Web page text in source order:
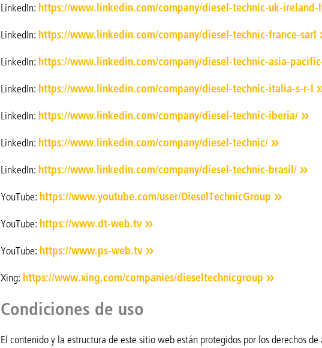
LinkedIn: https://www.linkedin.com/company/diesel-technic-uk-
LinkedIn: https://www.linkedin.com/company/diesel-technic-france-sarl
LinkedIn: https://www.linkedin.com/company/diesel-technic-asia-
LinkedIn: https://www.linkedin.com/company/diesel-technic-italia-s-r-l
LinkedIn: https://www.linkedin.com/company/diesel-technic-iberia/
LinkedIn: https://www.linkedin.com/company/diesel-technic/
LinkedIn: https://www.linkedin.com/company/diesel-technic-brasil/
YouTube: https://www.youtube.com/user/DieselTechnicGroup
YouTube: https://www.dt-web.tv
YouTube: https://www.ps-web.tv
Xing: https://www.xing.com/companies/dieseltechnicgroup
Condiciones de uso
El contenido y la estructura de este sitio web están protegidos por los derechos